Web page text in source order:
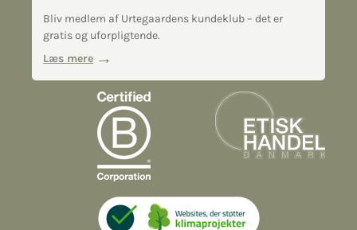
Bliv medlem af Urtegaardens kundeklub – det er
gratis og uforpligtende.
Læs mere